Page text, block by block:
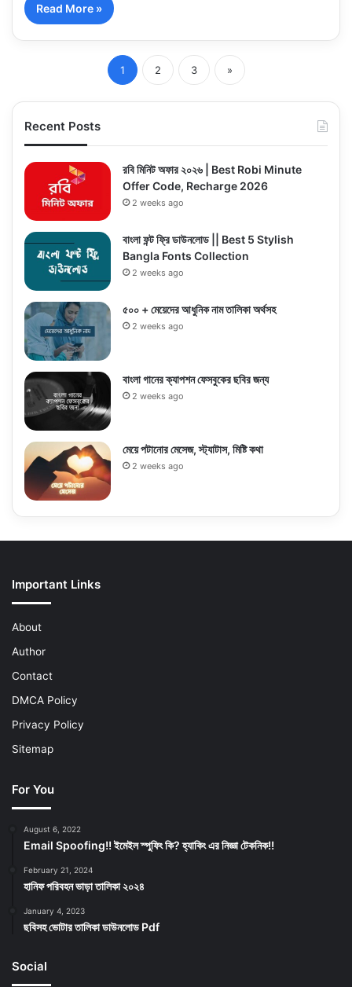
Read More »
1 2 3 »
Recent Posts
রবি মিনিট অফার ২০২৬ | Best Robi Minute
Offer Code, Recharge 2026
2 weeks ago
বাংলা ফন্ট ফ্রি ডাউনলোড || Best 5 Stylish
Bangla Fonts Collection
2 weeks ago
৫০০ + মেয়েদের আধুনিক নাম তালিকা অর্থসহ
2 weeks ago
বাংলা গানের ক্যাপশন ফেসবুকের ছবির জন্য
2 weeks ago
মেয়ে পটানোর মেসেজ, স্ট্যাটাস, মিষ্টি কথা
2 weeks ago
Important Links
About
Author
Contact
DMCA Policy
Privacy Policy
Sitemap
For You
August 6, 2022
Email Spoofing!! ইমেইল স্পুফিং কি? হ্যাকিং এর নিজ্ঞা টেকনিক!!
February 21, 2024
হানিফ পরিবহন ভাড়া তালিকা ২০২৪
January 4, 2023
ছবিসহ ভোটার তালিকা ডাউনলোড Pdf
Social